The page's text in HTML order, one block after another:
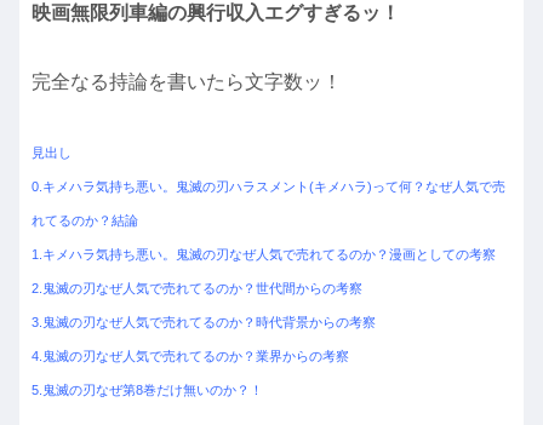
映画無限列車編の興行収入エグすぎるッ！
完全なる持論を書いたら文字数ッ！
見出し
0.キメハラ気持ち悪い。鬼滅の刃ハラスメント(キメハラ)って何？なぜ人気で売
れてるのか？結論
1.キメハラ気持ち悪い。鬼滅の刃なぜ人気で売れてるのか？漫画としての考察
2.鬼滅の刃なぜ人気で売れてるのか？世代間からの考察
3.鬼滅の刃なぜ人気で売れてるのか？時代背景からの考察
4.鬼滅の刃なぜ人気で売れてるのか？業界からの考察
5.鬼滅の刃なぜ第8巻だけ無いのか？！